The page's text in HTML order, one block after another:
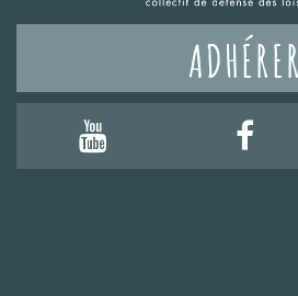
ADHÉRER